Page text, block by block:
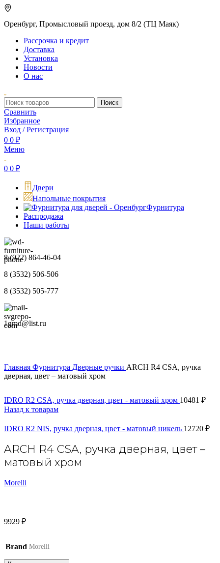
Оренбург, Промысловый проезд, дом 8/2 (ТЦ Маяк)
Рассрочка и кредит
Доставка
Установка
Новости
О нас
Поиск
Сравнить
Избранное
Вход / Регистрация
0 0 ₽
Меню
0 0 ₽
Двери
Напольные покрытия
Фурнитура
Распродажа
Наши работы
8 (922) 864-46-04
8 (3532) 506-506
8 (3532) 505-777
1gmd@list.ru
Главная Фурнитура Дверные ручки ARCH R4 CSA, ручка
дверная, цвет – матовый хром
IDRO R2 CSA, ручка дверная, цвет - матовый хром 10481 ₽
Назад к товарам
IDRO R2 NIS, ручка дверная, цвет - матовый никель 12720 ₽
ARCH R4 CSA, ручка дверная, цвет –
матовый хром
Morelli
9929 ₽
Brand Morelli